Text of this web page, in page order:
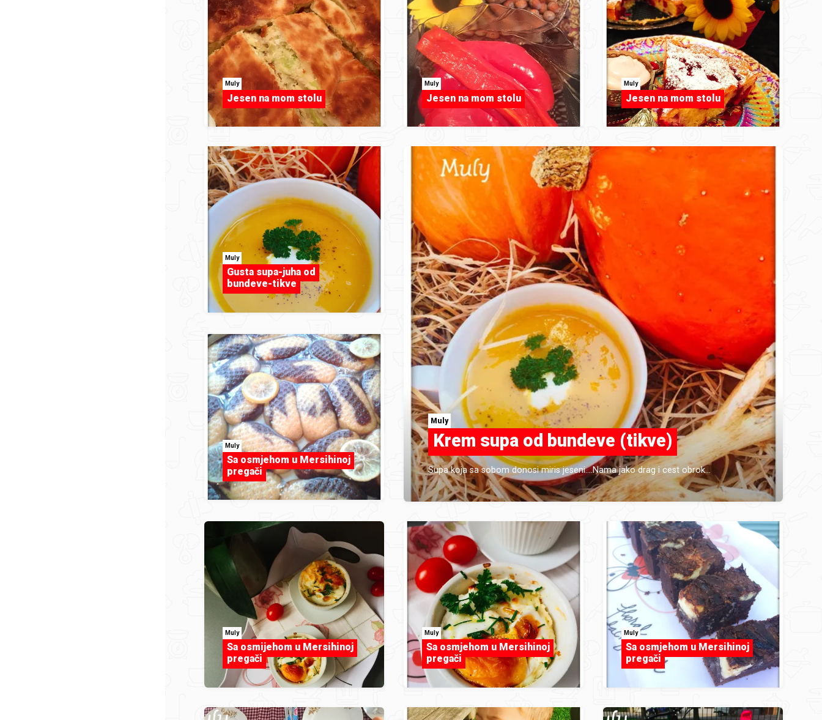
Muly
Jesen na mom stolu
Muly
Jesen na mom stolu
Muly
Jesen na mom stolu
Muly
Gusta supa-juha od
bundeve-tikve
Muly
Krem supa od bundeve (tikve)
Supa koja sa sobom donosi miris jeseni....Nama jako drag i cest obrok...
Muly
Sa osmjehom u Mersihinoj
pregači
Muly
Sa osmijehom u Mersihinoj
pregači
Muly
Sa osmjehom u Mersihinoj
pregači
Muly
Sa osmjehom u Mersihinoj
pregači